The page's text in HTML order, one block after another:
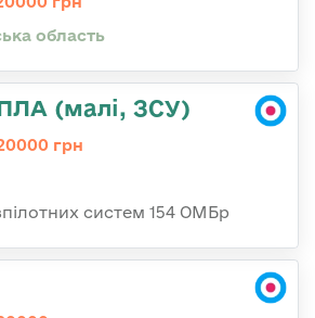
область
(малі, ЗСУ)
грн
систем 154 ОМБр